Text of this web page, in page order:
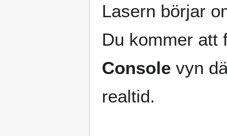
Lasern börjar
Du kommer
Console vyn
realtid.